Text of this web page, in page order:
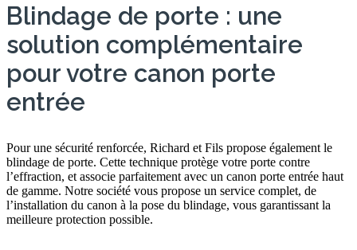
Blindage de porte : une
solution complémentaire
pour votre canon porte
entrée
Pour une sécurité renforcée, Richard et Fils propose également le
blindage de porte. Cette technique protège votre porte contre
l’effraction, et associe parfaitement avec un canon porte entrée haut
de gamme. Notre société vous propose un service complet, de
l’installation du canon à la pose du blindage, vous garantissant la
meilleure protection possible.